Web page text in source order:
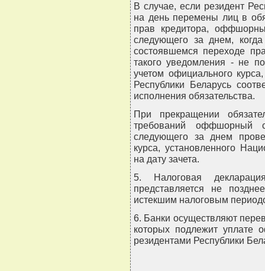
В случае, если резидент
на день перемены лиц в
прав кредитора,
следующего за днем,
состоявшемся переходе
такого уведомления - не
учетом официального
Республики Беларусь
исполнения обязательства.
При прекращении
требований оффшорный
следующего за днем
курса, установленного
на дату зачета.
5. Налоговая
представляется не
истекшим налоговым
6. Банки осуществляют
которых подлежит уплате
резидентами Республики